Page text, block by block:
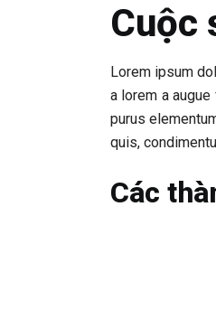
Cuộc
Lorem ipsum
a lorem a
purus
quis,
Các